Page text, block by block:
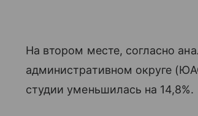
На втором месте, согласно
административном округе
студии уменьшилась на 14,8%.